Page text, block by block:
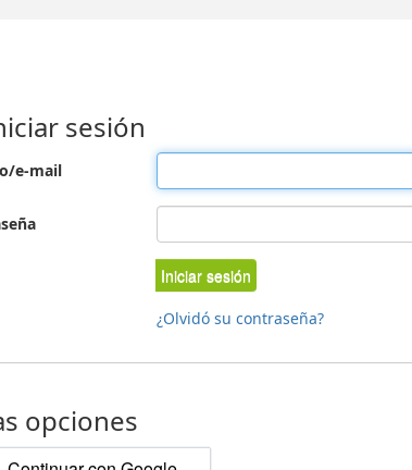
sesión
e-mail
Iniciar sesión
¿Olvidó su contraseña?
opciones